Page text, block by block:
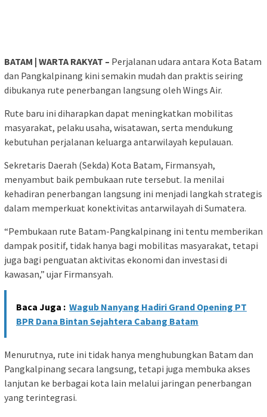
BATAM | WARTA RAKYAT – Perjalanan udara antara Kota Batam
dan Pangkalpinang kini semakin mudah dan praktis seiring
dibukanya rute penerbangan langsung oleh Wings Air.
Rute baru ini diharapkan dapat meningkatkan mobilitas
masyarakat, pelaku usaha, wisatawan, serta mendukung
kebutuhan perjalanan keluarga antarwilayah kepulauan.
Sekretaris Daerah (Sekda) Kota Batam, Firmansyah,
menyambut baik pembukaan rute tersebut. Ia menilai
kehadiran penerbangan langsung ini menjadi langkah strategis
dalam memperkuat konektivitas antarwilayah di Sumatera.
“Pembukaan rute Batam-Pangkalpinang ini tentu memberikan
dampak positif, tidak hanya bagi mobilitas masyarakat, tetapi
juga bagi penguatan aktivitas ekonomi dan investasi di
kawasan,” ujar Firmansyah.
Baca Juga : Wagub Nanyang Hadiri Grand Opening PT
BPR Dana Bintan Sejahtera Cabang Batam
Menurutnya, rute ini tidak hanya menghubungkan Batam dan
Pangkalpinang secara langsung, tetapi juga membuka akses
lanjutan ke berbagai kota lain melalui jaringan penerbangan
yang terintegrasi.